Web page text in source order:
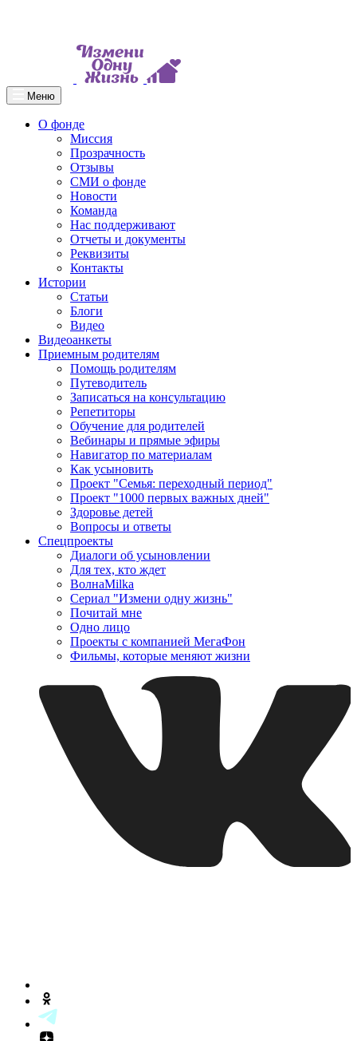
Меню
О фонде
Миссия
Прозрачность
Отзывы
СМИ о фонде
Новости
Команда
Нас поддерживают
Отчеты и документы
Реквизиты
Контакты
Истории
Статьи
Блоги
Видео
Видеоанкеты
Приемным родителям
Помощь родителям
Путеводитель
Записаться на консультацию
Репетиторы
Обучение для родителей
Вебинары и прямые эфиры
Навигатор по материалам
Как усыновить
Проект "Семья: переходный период"
Проект "1000 первых важных дней"
Здоровье детей
Вопросы и ответы
Спецпроекты
Диалоги об усыновлении
Для тех, кто ждет
ВолнаMilka
Сериал "Измени одну жизнь"
Почитай мне
Одно лицо
Проекты с компанией МегаФон
Фильмы, которые меняют жизни